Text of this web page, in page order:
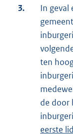
3.
In geval
ten
de door
eerste